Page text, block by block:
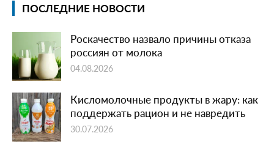
ПОСЛЕДНИЕ НОВОСТИ
Роскачество назвало причины отказа
россиян от молока
04.08.2026
Кисломолочные продукты в жару: как
поддержать рацион и не навредить
30.07.2026